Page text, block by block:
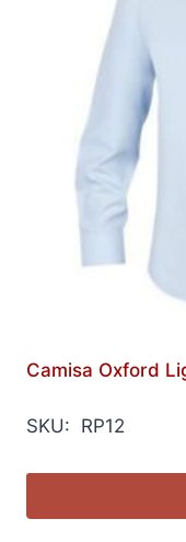
Camisa Oxford
SKU: RP12